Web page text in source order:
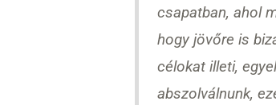
csapatban, ahol
hogy jövőre is
célokat illeti,
abszolválnunk,